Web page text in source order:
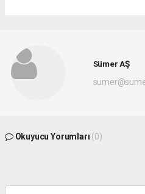
Sümer AŞ
Okuyucu Yorumları (0)